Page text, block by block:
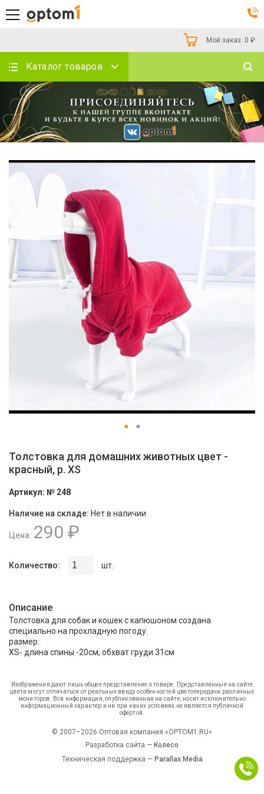
Мой заказ: 0 ₽
Каталог товаров
Толстовка для домашних животных цвет -
красный, р. XS
Артикул: № 248
Наличие на складе: Нет в наличии
Цена: 290 ₽
Количество: шт.
Описание
Толстовка для собак и кошек с капюшоном создана
специально на прохладную погоду.
размер:
XS- длина спины -20см, обхват груди 31см
Изображения дают лишь общее представление о товаре. Представленные на сайте
цвета могут отличаться от реальных ввиду особенностей цветопередачи различных
мониторов. Вся информация, опубликованная на сайте, носит исключительно
информационный характер и ни при каких условиях не является публичной
офертой.
© 2007–2026 Оптовая компания «OPTOM1.RU»
Разработка сайта — Колесо
Техническая поддержка — Parallax Media